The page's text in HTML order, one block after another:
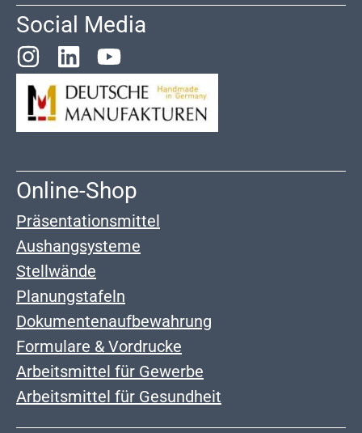
Social Media
Online-Shop
Präsentationsmittel
Aushangsysteme
Stellwände
Planungstafeln
Dokumentenaufbewahrung
Formulare & Vordrucke
Arbeitsmittel für Gewerbe
Arbeitsmittel für Gesundheit